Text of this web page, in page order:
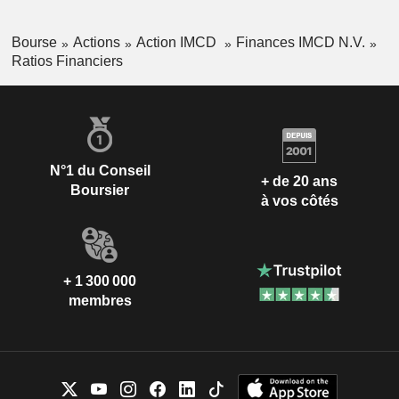
Bourse Actions Action IMCD
Finances IMCD N.V.
Ratios Financiers
N°1 du Conseil
Boursier
+ de 20 ans
à vos côtés
+ 1 300 000
membres